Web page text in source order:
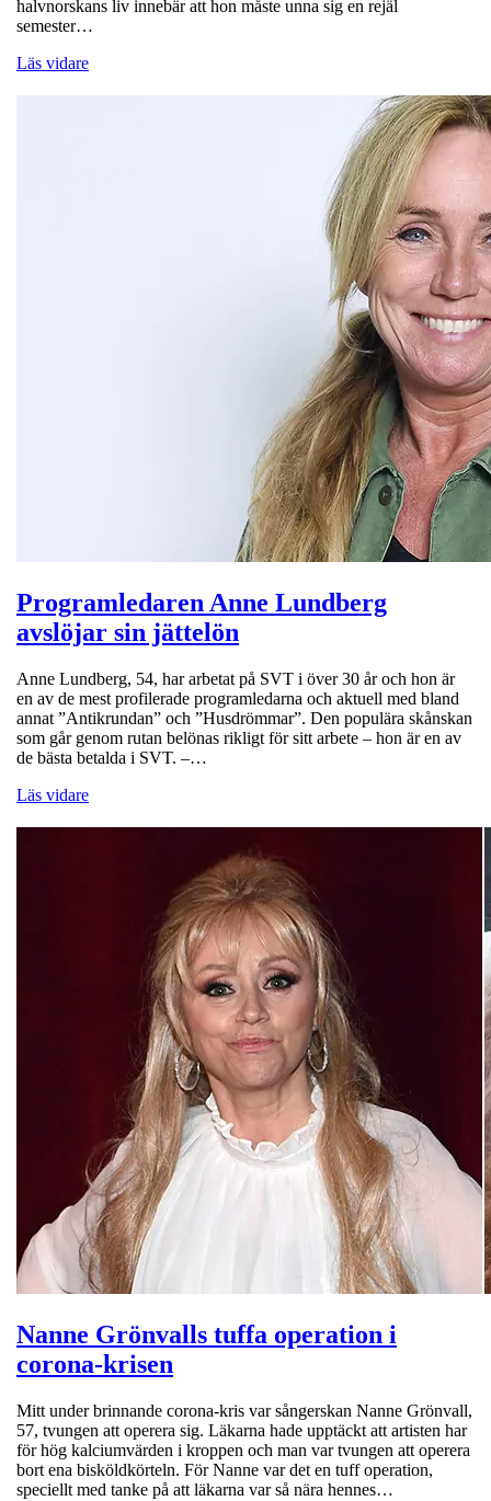
halvnorskans liv innebär att hon måste unna sig en rejäl
semester…
Läs vidare
Programledaren Anne Lundberg
avslöjar sin jättelön
Anne Lundberg, 54, har arbetat på SVT i över 30 år och hon är
en av de mest profilerade programledarna och aktuell med bland
annat ”Antikrundan” och ”Husdrömmar”. Den populära skånskan
som går genom rutan belönas rikligt för sitt arbete – hon är en av
de bästa betalda i SVT. –…
Läs vidare
Nanne Grönvalls tuffa operation i
corona-krisen
Mitt under brinnande corona-kris var sångerskan Nanne Grönvall,
57, tvungen att operera sig. Läkarna hade upptäckt att artisten har
för hög kalciumvärden i kroppen och man var tvungen att operera
bort ena bisköldkörteln. För Nanne var det en tuff operation,
speciellt med tanke på att läkarna var så nära hennes…